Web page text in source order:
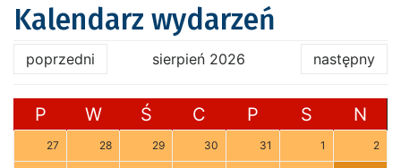
Kalendarz wydarzeń
poprzedni sierpień 2026 następny
P W Ś C P S N
27 28 29 30 31 1 2